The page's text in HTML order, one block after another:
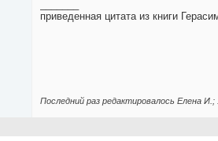
приведенная цитата из книги
Последний раз редактировалось Елена И.;